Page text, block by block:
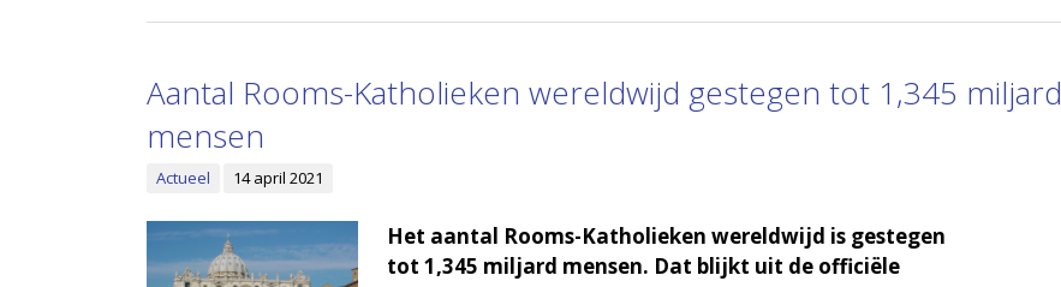
Aantal Rooms-Katholieken wereldwijd gestegen tot 1,345 miljard
mensen
Actueel 14 april 2021
Het aantal Rooms-Katholieken wereldwijd is gestegen
tot 1,345 miljard mensen. Dat blijkt uit de officiële